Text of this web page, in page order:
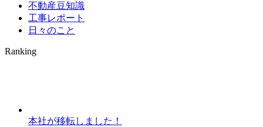
不動産豆知識
工事レポート
日々のこと
Ranking
本社が移転しました！